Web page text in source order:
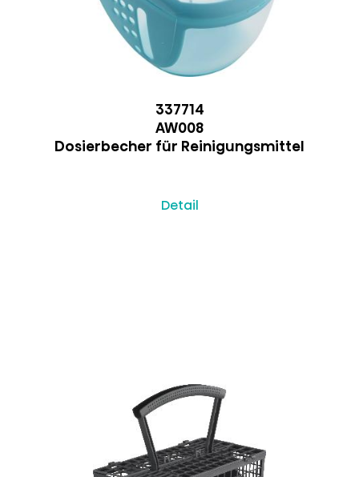
337714
AW008
Dosierbecher für Reinigungsmittel
Detail